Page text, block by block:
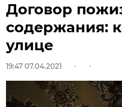
Договор
содержания:
улице
19:47 07.04.2021